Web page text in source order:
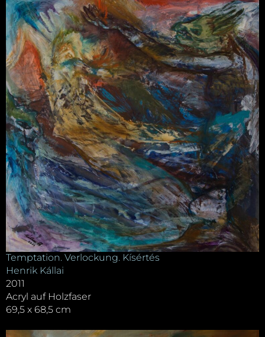
Temptation. Verlockung. Kísértés
Henrik Kállai
2011
Acryl auf Holzfaser
69,5 x 68,5 cm